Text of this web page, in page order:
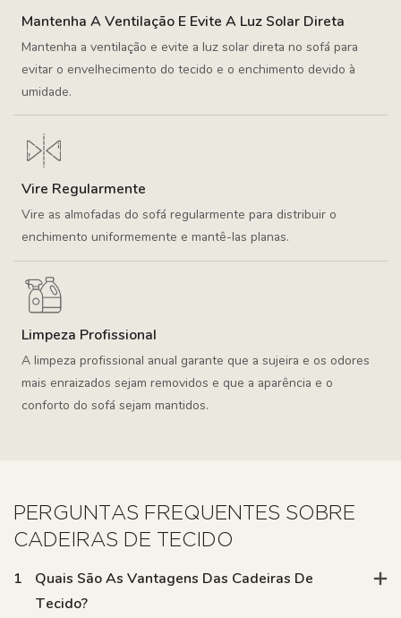
Mantenha A Ventilação E Evite A Luz Solar Direta
Mantenha a ventilação e evite a luz solar direta no sofá para
evitar o envelhecimento do tecido e o enchimento devido à
umidade.
Vire Regularmente
Vire as almofadas do sofá regularmente para distribuir o
enchimento uniformemente e mantê-las planas.
Limpeza Profissional
A limpeza profissional anual garante que a sujeira e os odores
mais enraizados sejam removidos e que a aparência e o
conforto do sofá sejam mantidos.
PERGUNTAS FREQUENTES SOBRE
CADEIRAS DE TECIDO
1
Quais São As Vantagens Das Cadeiras De
Tecido?